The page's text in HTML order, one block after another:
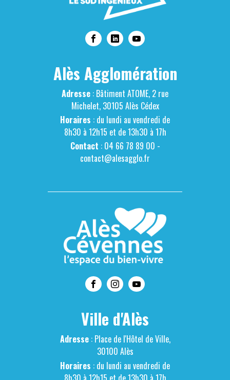
Alès Agglomération
Adresse : Bâtiment ATOME, 2 rue
Michelet, 30105 Alès Cédex
Horaires : du lundi au vendredi de
8h30 à 12h15 et de 13h30 à 17h
Contact : 04 66 78 89 00 -
contact@alesagglo.fr
Ville d'Alès
Adresse: Place de l'Hôtel de Ville,
30100 Alès
Horaires : du lundi au vendredi de